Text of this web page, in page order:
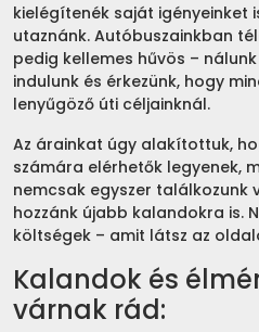
kielégítenék saját igényeinket
utaznánk. Autóbuszainkban
pedig kellemes hűvös –
indulunk és érkezünk, hogy
lenyűgöző úti céljainknál.
Az árainkat úgy alakítottuk,
számára elérhetők legyenek,
nemcsak egyszer találkozunk
hozzánk újabb kalandokra is.
költségek – amit látsz az
Kalandok és
várnak rád: